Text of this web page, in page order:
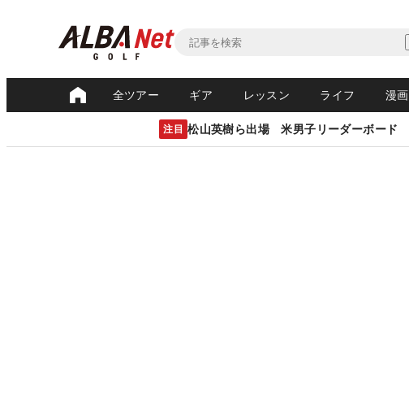
全ツアー ギア レッスン ライフ 漫画
注目 松山英樹ら出場 米男子リーダーボード